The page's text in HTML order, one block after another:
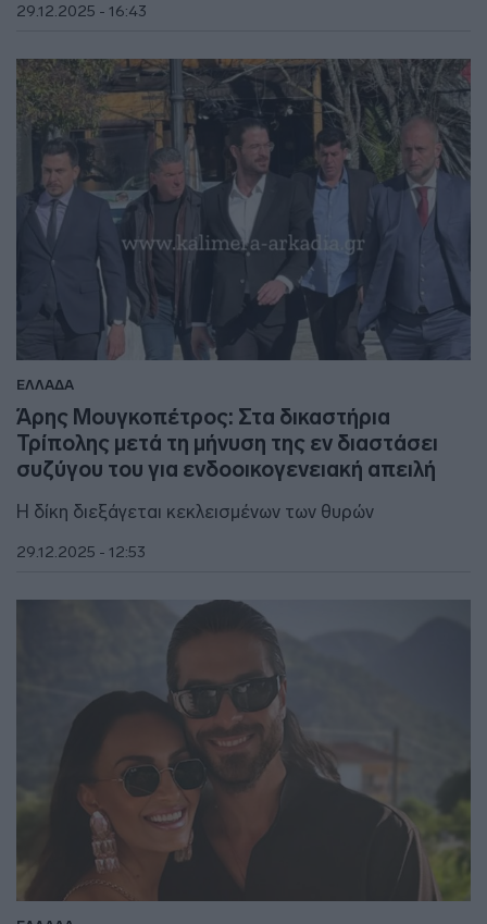
29.12.2025 - 16:43
ΕΛΛΑΔΑ
Άρης Μουγκοπέτρος: Στα δικαστήρια
Τρίπολης μετά τη μήνυση της εν διαστάσει
συζύγου του για ενδοοικογενειακή απειλή
Η δίκη διεξάγεται κεκλεισμένων των θυρών
29.12.2025 - 12:53